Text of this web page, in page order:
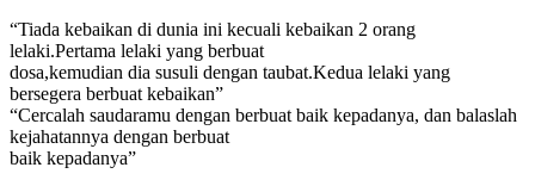
“Tiada kebaikan di dunia ini kecuali kebaikan 2 orang
lelaki.Pertama lelaki yang berbuat
dosa,kemudian dia susuli dengan taubat.Kedua lelaki yang
bersegera berbuat kebaikan”
“Cercalah saudaramu dengan berbuat baik kepadanya, dan balaslah
kejahatannya dengan berbuat
baik kepadanya”